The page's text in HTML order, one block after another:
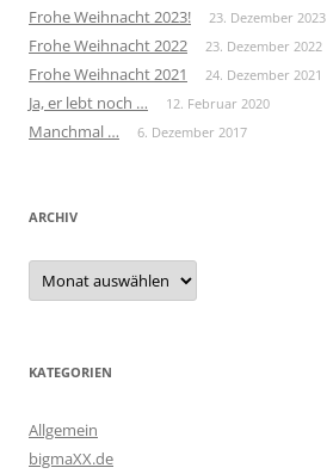
Frohe Weihnacht 2023! 23. Dezember 2023
Frohe Weihnacht 2022 23. Dezember 2022
Frohe Weihnacht 2021 24. Dezember 2021
Ja, er lebt noch … 12. Februar 2020
Manchmal … 6. Dezember 2017
ARCHIV
Archiv
KATEGORIEN
Allgemein
bigmaXX.de